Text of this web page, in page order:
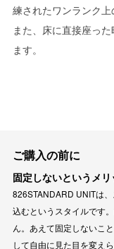
練されたワンランク上
また、床に直接座っ
ます。